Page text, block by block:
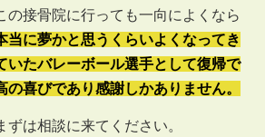
の接骨院に行っても一向によくなら
当に夢かと思うくらいよくなってき
いたバレーボール選手として復帰で
の喜びであり感謝しかありません。
ずは相談に来てください。